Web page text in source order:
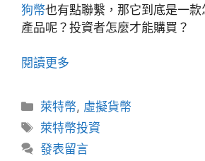
狗幣也有點聯繫，那它到底是一
產品呢？投資者怎麼才能購買？
閱讀更多
分
類
萊特幣, 虛擬貨幣
標
籤
萊特幣投資
發表留言